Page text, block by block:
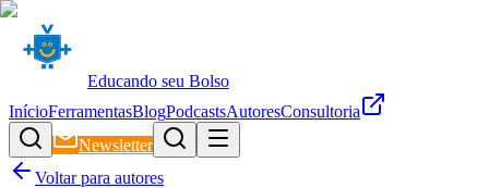
Educando seu Bolso
InícioFerramentasBlogPodcastsAutoresConsultoria
Newsletter
Voltar para autores